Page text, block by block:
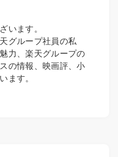
います。
グループ社員の私
力、楽天グループの
の情報、映画評、小
ます。